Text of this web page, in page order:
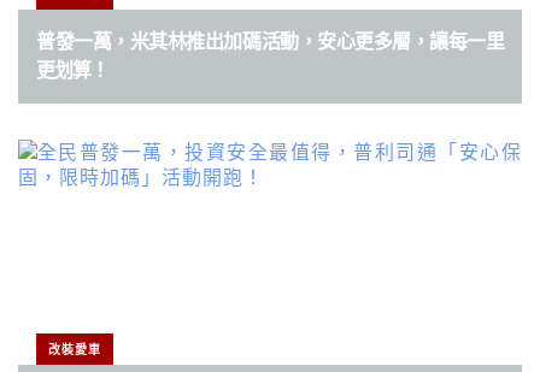
普發一萬，米其林推出加碼活動，安心更多層，讓每一里
更划算！
改裝愛車